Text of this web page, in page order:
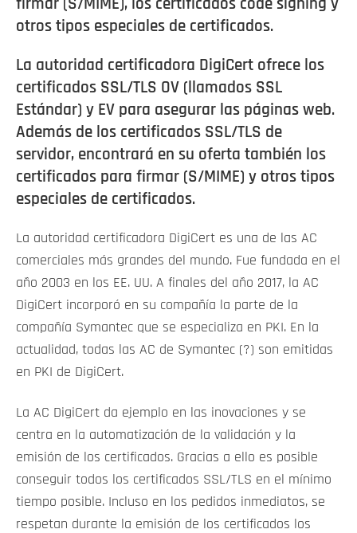
firmar (S/MIME), los certificados code signing y
otros tipos especiales de certificados.
La autoridad certificadora DigiCert ofrece los
certificados SSL/TLS OV (llamados SSL
Estándar) y EV para asegurar las páginas web.
Además de los certificados SSL/TLS de
servidor, encontrará en su oferta también los
certificados para firmar (S/MIME) y otros tipos
especiales de certificados.
La autoridad certificadora DigiCert es una de las AC
comerciales más grandes del mundo. Fue fundada en el
año 2003 en los EE. UU. A finales del año 2017, la AC
DigiCert incorporó en su compañía la parte de la
compañía Symantec que se especializa en PKI. En la
actualidad, todas las AC de Symantec (?) son emitidas
en PKI de DigiCert.
La AC DigiCert da ejemplo en las inovaciones y se
centra en la automatización de la validación y la
emisión de los certificados. Gracias a ello es posible
conseguir todos los certificados SSL/TLS en el mínimo
tiempo posible. Incluso en los pedidos inmediatos, se
respetan durante la emisión de los certificados los